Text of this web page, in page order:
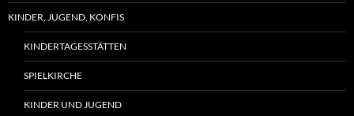
KINDER, JUGEND, KONFIS
KINDERTAGESSTÄTTEN
SPIELKIRCHE
KINDER UND JUGEND